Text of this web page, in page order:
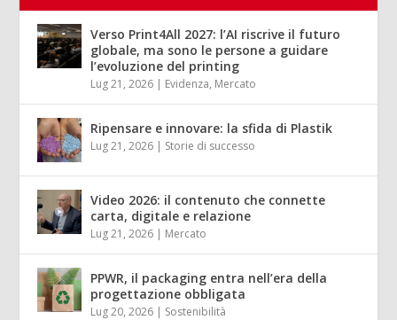
Verso Print4All 2027: l’AI riscrive il futuro
globale, ma sono le persone a guidare
l’evoluzione del printing
Lug 21, 2026 | Evidenza, Mercato
Ripensare e innovare: la sfida di Plastik
Lug 21, 2026 | Storie di successo
Video 2026: il contenuto che connette
carta, digitale e relazione
Lug 21, 2026 | Mercato
PPWR, il packaging entra nell’era della
progettazione obbligata
Lug 20, 2026 | Sostenibilità